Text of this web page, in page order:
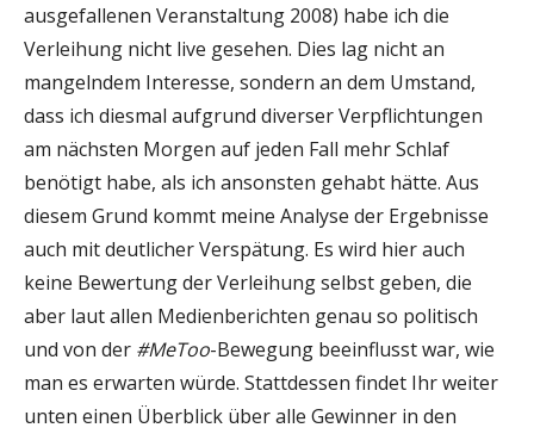
ausgefallenen Veranstaltung 2008) habe ich die
Verleihung nicht live gesehen. Dies lag nicht an
mangelndem Interesse, sondern an dem Umstand,
dass ich diesmal aufgrund diverser Verpflichtungen
am nächsten Morgen auf jeden Fall mehr Schlaf
benötigt habe, als ich ansonsten gehabt hätte. Aus
diesem Grund kommt meine Analyse der Ergebnisse
auch mit deutlicher Verspätung. Es wird hier auch
keine Bewertung der Verleihung selbst geben, die
aber laut allen Medienberichten genau so politisch
und von der #MeToo-Bewegung beeinflusst war, wie
man es erwarten würde. Stattdessen findet Ihr weiter
unten einen Überblick über alle Gewinner in den